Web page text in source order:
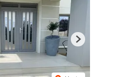
Next